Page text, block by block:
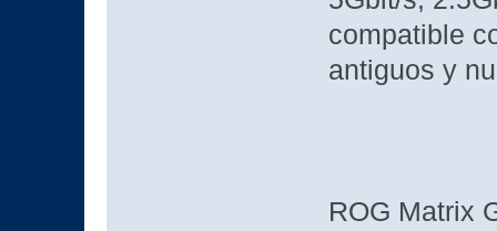
compatible
antiguos y
ROG Matrix